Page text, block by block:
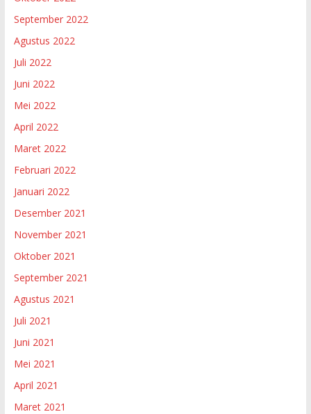
September 2022
Agustus 2022
Juli 2022
Juni 2022
Mei 2022
April 2022
Maret 2022
Februari 2022
Januari 2022
Desember 2021
November 2021
Oktober 2021
September 2021
Agustus 2021
Juli 2021
Juni 2021
Mei 2021
April 2021
Maret 2021